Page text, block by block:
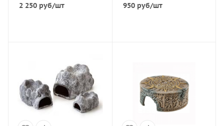
2 250 руб/шт 950руб/шт